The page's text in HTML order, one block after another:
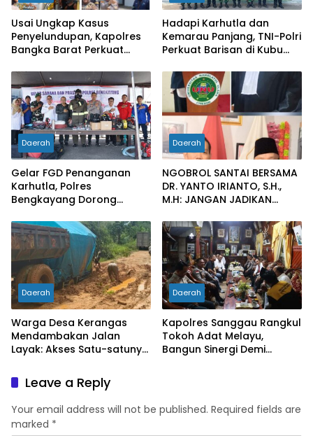
Usai Ungkap Kasus
Penyelundupan, Kapolres
Bangka Barat Perkuat
Pelabuhan Tanjung Kalian
Hadapi Karhutla dan
Kemarau Panjang, TNI-Polri
Perkuat Barisan di Kubu
Daerah
Gelar FGD Penanganan
Karhutla, Polres
Bengkayang Dorong
hingga Desa Tanggap
Bencana
Daerah
NGOBROL SANTAI BERSAMA
DR. YANTO IRIANTO, S.H.,
M.H: JANGAN JADIKAN
SEBAGAI KUNCI PINTU
KELUAR DARI JERATAN
HUKUM PIDANA KORUPSI
Daerah
Warga Desa Kerangas
Mendambakan Jalan
Layak: Akses Satu-satunya
Berlumput, Menghambat
Ekonomi dan Pelayanan
Kesehatan
Daerah
Kapolres Sanggau Rangkul
Tokoh Adat Melayu,
Bangun Sinergi Demi
Leave a Reply
Your email address will not be published. Required fields are
marked *